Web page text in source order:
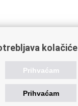
kolačiće
Prihvaćam
Prihvaćam